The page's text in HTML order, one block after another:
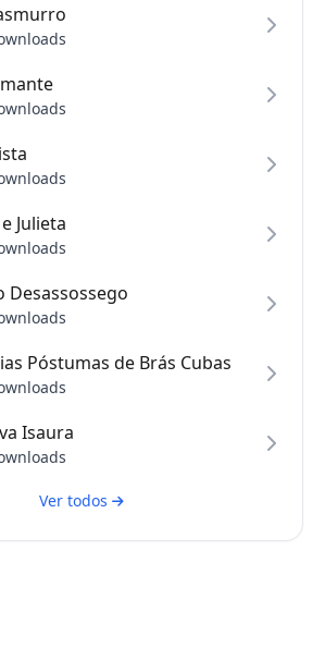
Julieta
Desassossego
Póstumas de Brás Cubas
Isaura
Ver todos